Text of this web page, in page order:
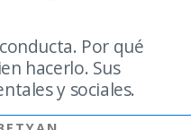
Por qué
hacerlo. Sus
y sociales.